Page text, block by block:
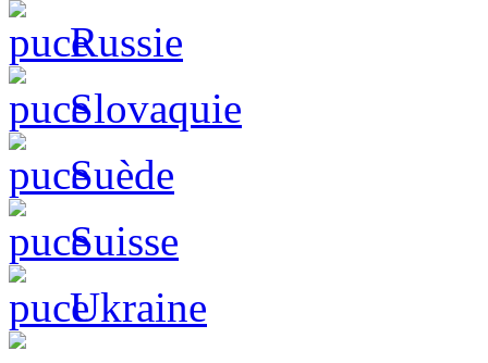
Russie
Slovaquie
Suède
Suisse
Ukraine